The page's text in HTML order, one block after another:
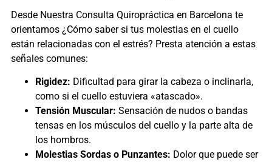
Desde Nuestra Consulta Quiropráctica en Barcelona te
orientamos ¿Cómo saber si tus molestias en el cuello
están relacionadas con el estrés? Presta atención a estas
señales comunes:
Rigidez: Dificultad para girar la cabeza o inclinarla,
como si el cuello estuviera «atascado».
Tensión Muscular: Sensación de nudos o bandas
tensas en los músculos del cuello y la parte alta de
los hombros.
Molestias Sordas o Punzantes: Dolor que puede ser